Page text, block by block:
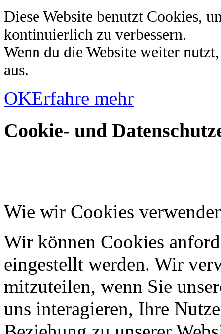
Diese Website benutzt Cookies,
kontinuierlich zu verbessern.
Wenn du die Website weiter
aus.
OKErfahre mehr
Cookie- und
Wie wir Cookies
Wir können Cookies
eingestellt werden. Wir
mitzuteilen, wenn Sie
uns interagieren, Ihre